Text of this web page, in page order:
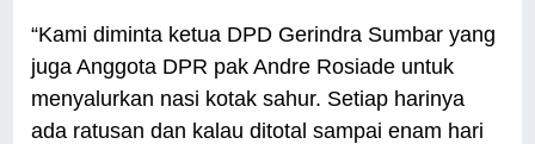
“Kami diminta ketua DPD Gerindra Sumbar yang
juga Anggota DPR pak Andre Rosiade untuk
menyalurkan nasi kotak sahur. Setiap harinya
ada ratusan dan kalau ditotal sampai enam hari